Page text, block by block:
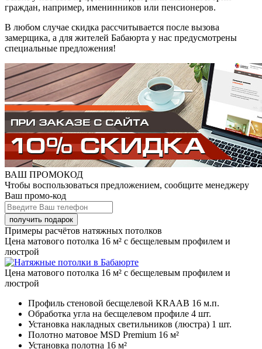
граждан, например, именинников или пенсионеров.
В любом случае скидка рассчитывается после вызова
замерщика, а для жителей Бабаюрта у нас предусмотрены
специальные предложения!
ВАШ ПРОМОКОД
Чтобы воспользоваться предложением, сообщите менеджеру
Ваш промо-код
Примеры расчётов натяжных потолков
Цена матового потолка 16 м² с бесщелевым профилем и
люстрой
Цена матового потолка 16 м² с бесщелевым профилем и
люстрой
Профиль стеновой бесщелевой KRAAB 16 м.п.
Обработка угла на бесщелевом профиле 4 шт.
Установка накладных светильников (люстра) 1 шт.
Полотно матовое MSD Premium 16 м²
Установка полотна 16 м²